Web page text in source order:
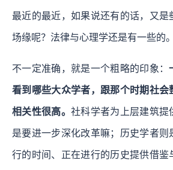
最近的最近，如果说还有的话，又是
场缘呢？法律与心理学还是有一些的。
不一定准确，就是一个粗略的印象：
看到哪些大众学者，跟那个时期社会
相关性很高。 社科学者为上层建筑提
是要进一步深化改革嘛；历史学者则
行的时间、正在进行的历史提供借鉴